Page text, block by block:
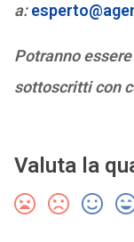
a:
Potranno
sottoscritti con
Valuta la